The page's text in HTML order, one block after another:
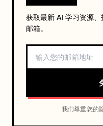
获取最新 AI 学习资源
邮箱。
我们尊重您的